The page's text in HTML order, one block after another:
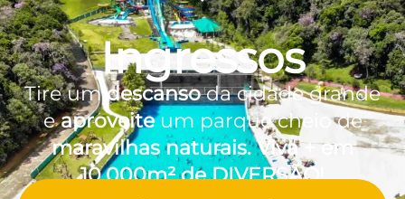
Ingressos
Tire umdescansoda cidade grande
eaproveiteum parque cheio de
maravilhas naturais. Viva + em
10.000m² de DIVERSÃO!